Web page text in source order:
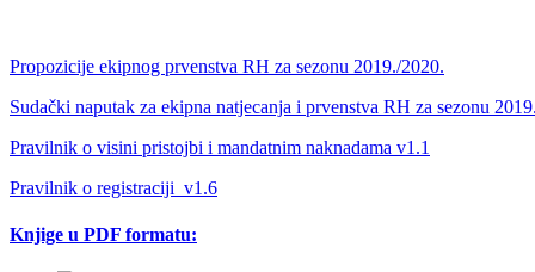
Propozicije ekipnog prvenstva RH za sezonu 2019./2020.
Sudački naputak za ekipna natjecanja i prvenstva RH za sezonu
Pravilnik o visini pristojbi i mandatnim naknadama v1.1
Pravilnik o registraciji_v1.6
Knjige u PDF formatu: